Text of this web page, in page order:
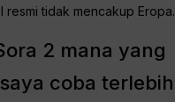
resmi tidak mencakup Eropa.
2 mana yang
coba terlebih